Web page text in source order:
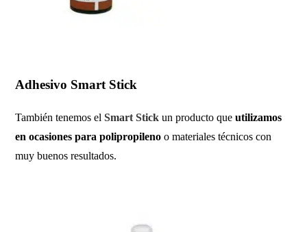
Adhesivo Smart Stick
También tenemos elSmart Stick un producto queutilizamos
en ocasiones para polipropileno o materiales técnicos con
muy buenos resultados.